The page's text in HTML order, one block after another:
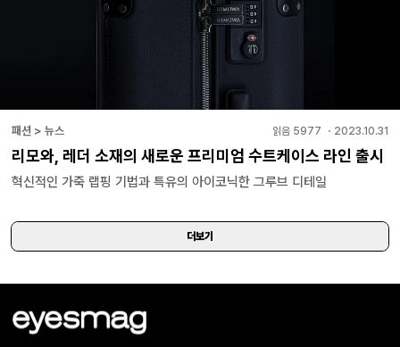
패션 > 뉴스 읽음 5977 ・ 2023.10.31
리모와, 레더 소재의 새로운 프리미엄 수트케이스 라인 출시
혁신적인 가죽 랩핑 기법과 특유의 아이코닉한 그루브 디테일
더보기